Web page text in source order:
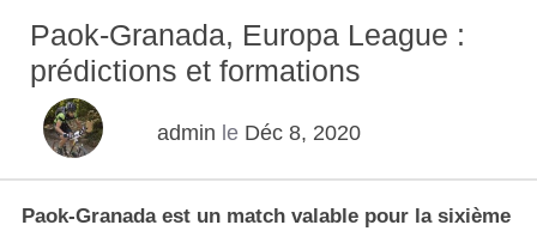
Paok-Granada, Europa League :
prédictions et formations
admin le Déc 8, 2020
Paok-Granada est un match valable pour la sixième